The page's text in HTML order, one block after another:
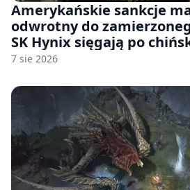
Amerykańskie sankcje
odwrotny do
SK Hynix sięgają po
fabryk chipów
7 sie 2026